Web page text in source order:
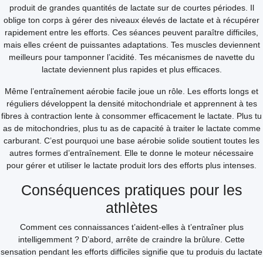
produit de grandes quantités de lactate sur de courtes périodes. Il
oblige ton corps à gérer des niveaux élevés de lactate et à récupérer
rapidement entre les efforts. Ces séances peuvent paraître difficiles,
mais elles créent de puissantes adaptations. Tes muscles deviennent
meilleurs pour tamponner l’acidité. Tes mécanismes de navette du
lactate deviennent plus rapides et plus efficaces.
Même l’entraînement aérobie facile joue un rôle. Les efforts longs et
réguliers développent la densité mitochondriale et apprennent à tes
fibres à contraction lente à consommer efficacement le lactate. Plus tu
as de mitochondries, plus tu as de capacité à traiter le lactate comme
carburant. C’est pourquoi une base aérobie solide soutient toutes les
autres formes d’entraînement. Elle te donne le moteur nécessaire
pour gérer et utiliser le lactate produit lors des efforts plus intenses.
Conséquences pratiques pour les
athlètes
Comment ces connaissances t’aident-elles à t’entraîner plus
intelligemment ? D’abord, arrête de craindre la brûlure. Cette
sensation pendant les efforts difficiles signifie que tu produis du lactate